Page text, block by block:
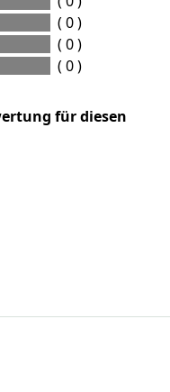
( 0 )
( 0 )
( 0 )
für diesen